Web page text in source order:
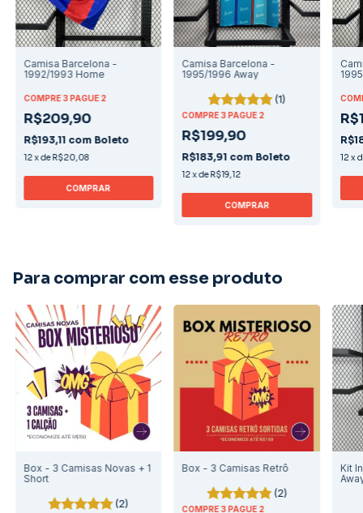
Camisa Barcelona -
1992/1993 Home
COMPRE 3 PAGUE 2
R$209,90
R$193,11 com Boleto
12xde R$20,08
COMPRAR
Camisa Barcelona -
1995/1996 Away
(1)
COMPRE 3 PAGUE 2
R$199,90
R$183,91 com Boleto
12xde R$19,12
COMPRAR
12 x
Para comprar com esse produto
Box - 3 Camisas Novas + 1
Short
(2)
Box - 3 Camisas Retrô
(2)
COMPRE 3 PAGUE 2
Kit